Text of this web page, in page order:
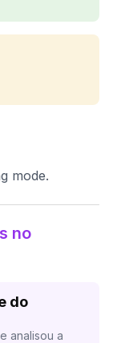
mode.
no
do
analisou a